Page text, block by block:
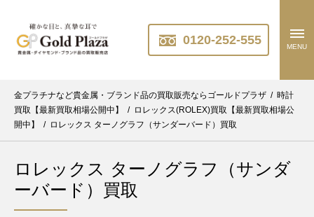
0120-252-555 MENU
金プラチナなど貴金属・ブランド品の買取販売ならゴールドプラザ / 時計
買取【最新買取相場公開中】
/ ロレックス(ROLEX)買取【最新買取相場公
開中】
/ ロレックス ターノグラフ（サンダーバード）買取
ロレックス ターノグラフ（サンダ
ーバード）買取